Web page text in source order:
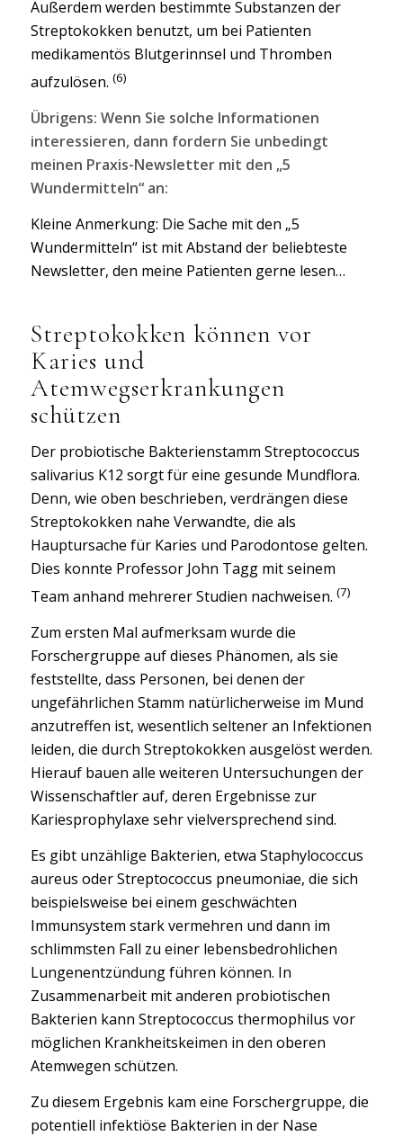
Außerdem werden bestimmte Substanzen der
Streptokokken benutzt, um bei Patienten
medikamentös Blutgerinnsel und Thromben
aufzulösen. (6)
Übrigens: Wenn Sie solche Informationen
interessieren, dann fordern Sie unbedingt
meinen Praxis-Newsletter mit den „5
Wundermitteln“ an:
Kleine Anmerkung: Die Sache mit den „5
Wundermitteln“ ist mit Abstand der beliebteste
Newsletter, den meine Patienten gerne lesen…
Streptokokken können vor
Karies und
Atemwegserkrankungen
schützen
Der probiotische Bakterienstamm Streptococcus
salivarius K12 sorgt für eine gesunde Mundflora.
Denn, wie oben beschrieben, verdrängen diese
Streptokokken nahe Verwandte, die als
Hauptursache für Karies und Parodontose gelten.
Dies konnte Professor John Tagg mit seinem
Team anhand mehrerer Studien nachweisen. (7)
Zum ersten Mal aufmerksam wurde die
Forschergruppe auf dieses Phänomen, als sie
feststellte, dass Personen, bei denen der
ungefährlichen Stamm natürlicherweise im Mund
anzutreffen ist, wesentlich seltener an Infektionen
leiden, die durch Streptokokken ausgelöst werden.
Hierauf bauen alle weiteren Untersuchungen der
Wissenschaftler auf, deren Ergebnisse zur
Kariesprophylaxe sehr vielversprechend sind.
Es gibt unzählige Bakterien, etwa Staphylococcus
aureus oder Streptococcus pneumoniae, die sich
beispielsweise bei einem geschwächten
Immunsystem stark vermehren und dann im
schlimmsten Fall zu einer lebensbedrohlichen
Lungenentzündung führen können. In
Zusammenarbeit mit anderen probiotischen
Bakterien kann Streptococcus thermophilus vor
möglichen Krankheitskeimen in den oberen
Atemwegen schützen.
Zu diesem Ergebnis kam eine Forschergruppe, die
potentiell infektiöse Bakterien in der Nase